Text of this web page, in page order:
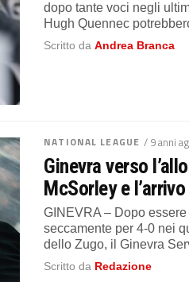
dopo tante voci negli
Hugh Quennec
Scritto daAndrea Branca
NATIONAL LEAGUE / 9 anni
Ginevra verso
McSorley e
GINEVRA – Dopo
seccamente per 4-0 nei
dello Zugo, il Ginevra
Scritto da Redazione